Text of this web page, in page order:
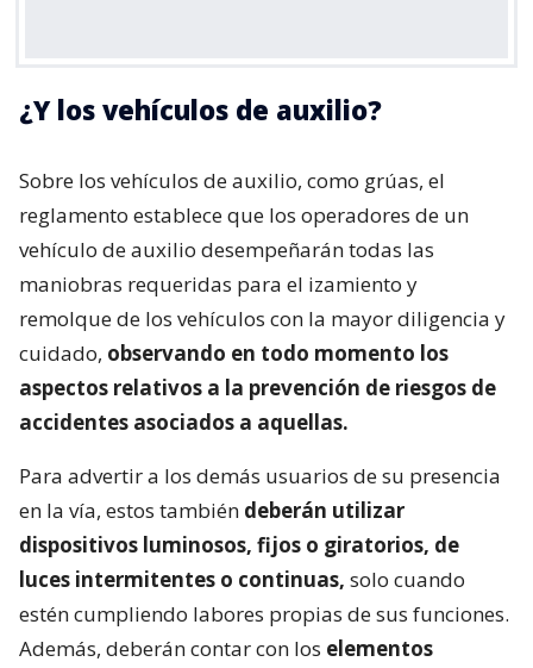
¿Y los vehículos de auxilio?
Sobre los vehículos de auxilio, como grúas, el
reglamento establece que los operadores de un
vehículo de auxilio desempeñarán todas las
maniobras requeridas para el izamiento y
remolque de los vehículos con la mayor diligencia y
cuidado, observando en todo momento los
aspectos relativos a la prevención de riesgos de
accidentes asociados a aquellas.
Para advertir a los demás usuarios de su presencia
en la vía, estos también deberán utilizar
dispositivos luminosos, fijos o giratorios, de
luces intermitentes o continuas, solo cuando
estén cumpliendo labores propias de sus funciones.
Además, deberán contar con los elementos